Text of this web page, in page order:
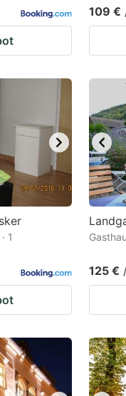
109 €
1
125 €